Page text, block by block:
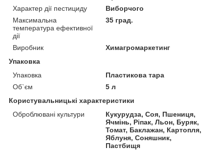
Характер дії пестициду
Виборчого
Максимальна
температура ефективної
дії
35 град.
Виробник
Химагромаркетинг
Упаковка
Упаковка
Пластикова тара
Об`єм
5 л
Користувальницькі характеристики
Оброблювані культури
Кукурудза, Соя, Пшениця,
Ячмінь, Ріпак, Льон, Буряк,
Томат, Баклажан, Картопля,
Яблуня, Соняшник,
Пастбищя